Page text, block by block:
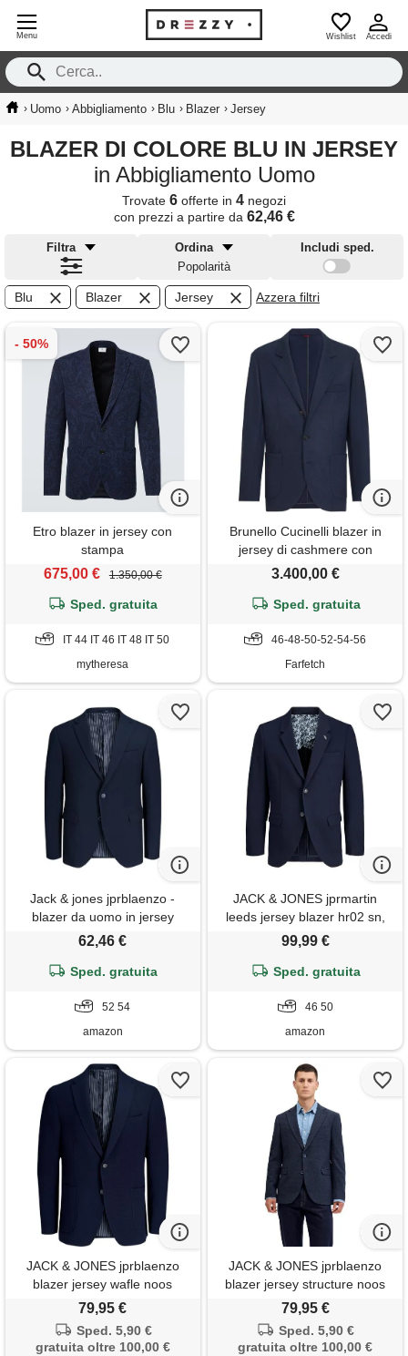
Menu Wishlist Accedi
› Uomo › Abbigliamento › Blu › Blazer › Jersey
BLAZER DI COLORE BLU IN JERSEY
in Abbigliamento Uomo
Trovate 6 offerte in 4 negozi
con prezzi a partire da 62,46 €
Filtra
Ordina
Popolarità
Includi sped.
Blu Blazer Jersey Azzera filtri
Etro blazer in jersey con
stampa
675,00 € 1.350,00 €
Sped. gratuita
IT 44 IT 46 IT 48 IT 50
mytheresa
Brunello Cucinelli blazer in
jersey di cashmere con
tasche applicate - blu
3.400,00 €
Sped. gratuita
46-48-50-52-54-56
Farfetch
Jack & jones jprblaenzo -
blazer da uomo in jersey
noos, navy scuro, 52
62,46 €
Sped. gratuita
52 54
amazon
JACK & JONES jprmartin
leeds jersey blazer hr02 sn,
iris nero, 56
99,99 €
Sped. gratuita
46 50
amazon
JACK & JONES jprblaenzo
blazer jersey wafle noos
uomo
79,95 €
Sped. 5,90 €
gratuita oltre 100,00 €
JACK & JONES jprblaenzo
blazer jersey structure noos
uomo
79,95 €
Sped. 5,90 €
gratuita oltre 100,00 €